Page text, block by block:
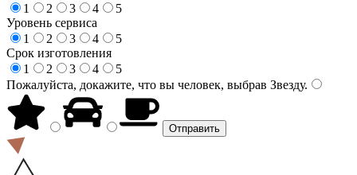
1
2 3 4
5
Уровень сервиса
1
2 3 4
5
Срок изготовления
1
2 3 4
5
Пожалуйста, докажите, что вы человек, выбрав Звезду.